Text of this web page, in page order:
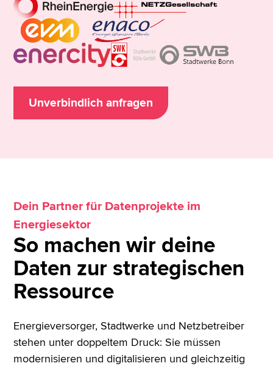
Unverbindlich anfragen
Dein Partner für Datenprojekte im
Energiesektor
So machen wir deine
Daten zur strategischen
Ressource
Energieversorger, Stadtwerke und Netzbetreiber
stehen unter doppeltem Druck: Sie müssen
modernisieren und digitalisieren und gleichzeitig